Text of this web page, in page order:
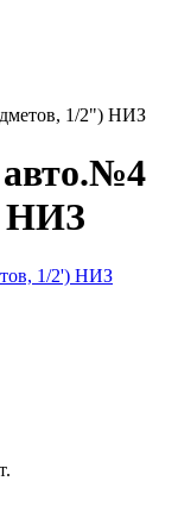
1/2") НИЗ
НИЗ